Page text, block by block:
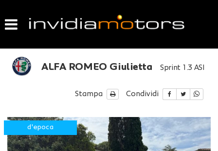
ACQUISTIAMO USATO
VENDIAMO IL TUO USATO
GARANZIA USATO
ALFA ROMEO Giulietta Sprint 1.3 ASI
Stampa Condividi
d'epoca